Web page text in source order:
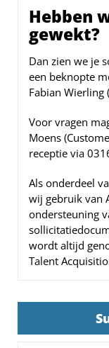
Hebben
gewekt?
Dan zien we je
een beknopte
Fabian Wierling
Voor vragen
Moens
receptie via
Als onderdeel
wij gebruik van
ondersteuning
wordt altijd
Talent